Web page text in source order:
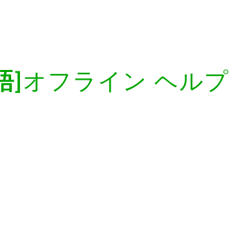
] オフライン ヘルプ